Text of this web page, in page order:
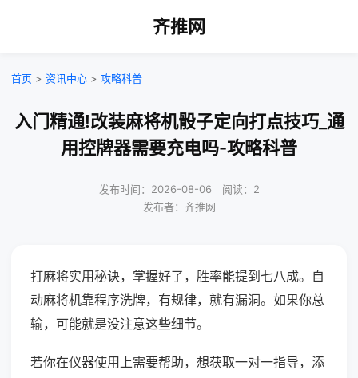
齐推网
首页 > 资讯中心 > 攻略科普
入门精通!改装麻将机骰子定向打点技巧_通
用控牌器需要充电吗-攻略科普
发布时间：2026-08-06｜阅读：2
发布者：齐推网
打麻将实用秘诀，掌握好了，胜率能提到七八成。自
动麻将机靠程序洗牌，有规律，就有漏洞。如果你总
输，可能就是没注意这些细节。
若你在仪器使用上需要帮助，想获取一对一指导，添